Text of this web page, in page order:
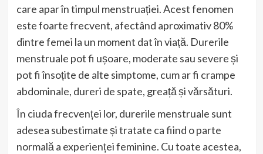
care apar în timpul menstruației. Acest fenomen
este foarte frecvent, afectând aproximativ 80%
dintre femei la un moment dat în viață. Durerile
menstruale pot fi ușoare, moderate sau severe și
pot fi însoțite de alte simptome, cum ar fi crampe
abdominale, dureri de spate, greață și vărsături.
În ciuda frecvenței lor, durerile menstruale sunt
adesea subestimate și tratate ca fiind o parte
normală a experienței feminine. Cu toate acestea,